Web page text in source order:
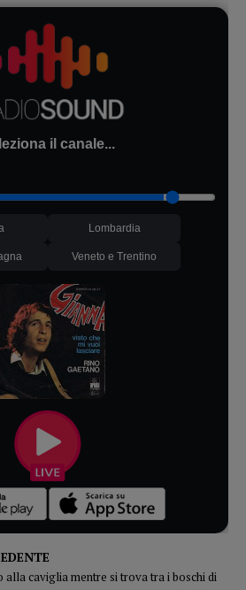
il canale...
Lombardia
Veneto e Trentino
alla caviglia mentre si trova tra i boschi di